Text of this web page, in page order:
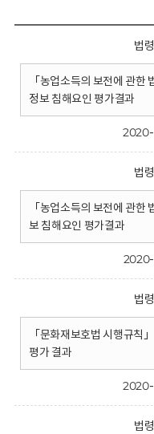
법
「농업소득의 보전에 관
정보 침해요인 평가결과
법
「농업소득의 보전에 관
보 침해요인 평가결과
법
「문화재보호법 시행규칙
평가 결과
법